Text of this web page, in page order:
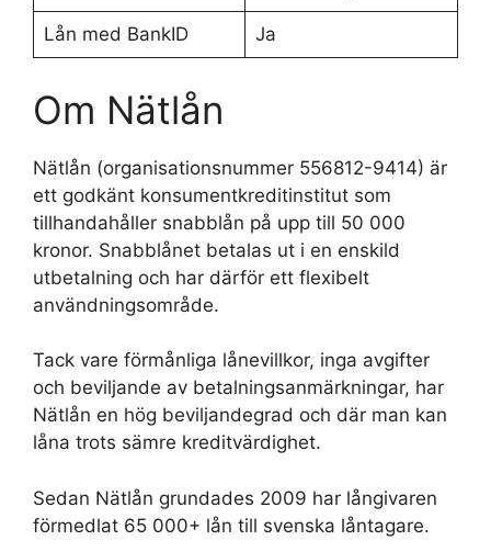
Lån med BankID Ja
Om Nätlån
Nätlån (organisationsnummer 556812-9414) är
ett godkänt konsumentkreditinstitut som
tillhandahåller snabblån på upp till 50 000
kronor. Snabblånet betalas ut i en enskild
utbetalning och har därför ett flexibelt
användningsområde.
Tack vare förmånliga lånevillkor, inga avgifter
och beviljande av betalningsanmärkningar, har
Nätlån en hög beviljandegrad och där man kan
låna trots sämre kreditvärdighet.
Sedan Nätlån grundades 2009 har långivaren
förmedlat 65 000+ lån till svenska låntagare.